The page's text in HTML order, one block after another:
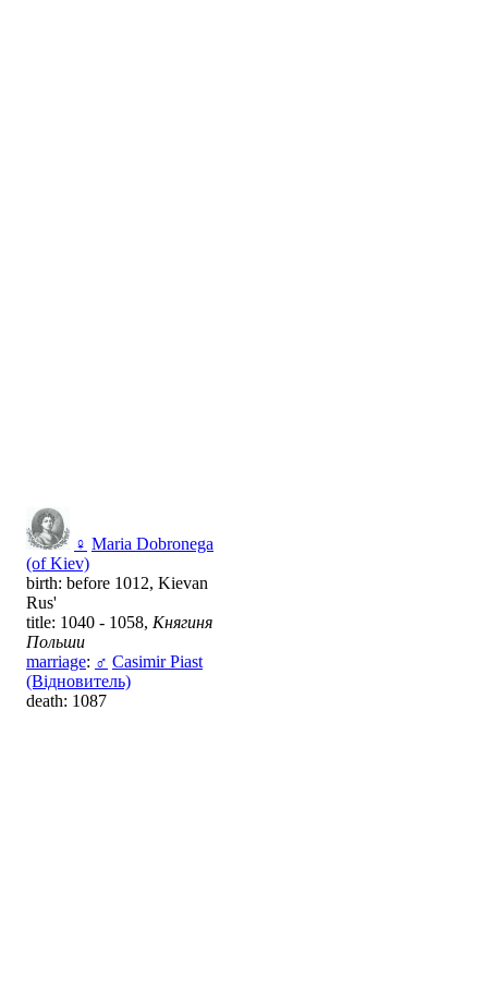
♀ Maria Dobronega
(of Kiev)
birth: before 1012, Kievan
Rus'
title: 1040 - 1058, Княгиня
Польши
marriage: ♂ Casimir Piast
(Відновитель)
death: 1087